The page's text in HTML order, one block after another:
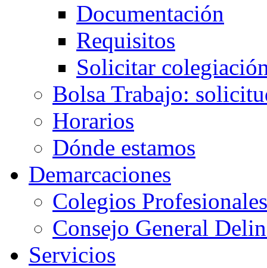
Documentación
Requisitos
Solicitar
Bolsa Trabajo:
Horarios
Dónde estamos
Demarcaciones
Colegios Profesionales
Consejo General
Servicios